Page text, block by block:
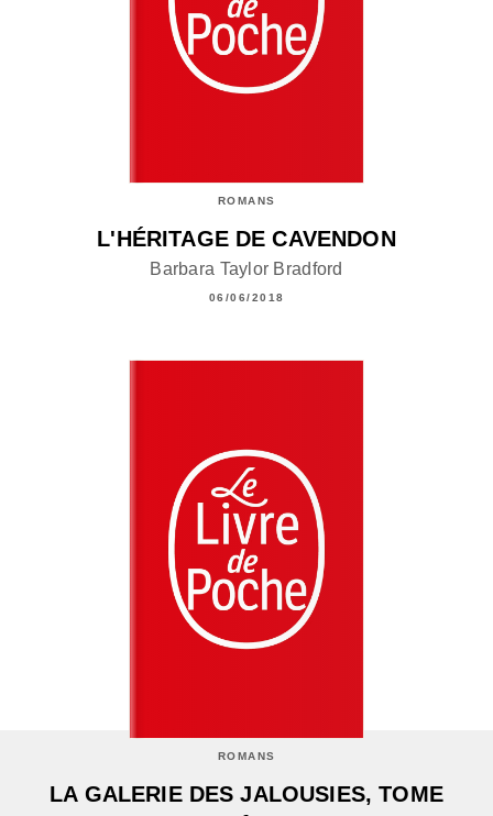
ROMANS
L'HÉRITAGE DE CAVENDON
Barbara Taylor Bradford
06/06/2018
ROMANS
LA GALERIE DES JALOUSIES, TOME